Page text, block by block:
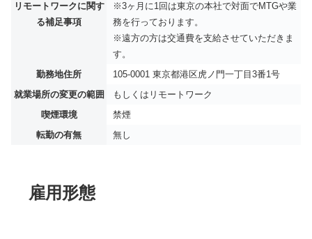
リモートワークに関す
る補足事項
※3ヶ月に1回は東京の本社で対面でMTGや業
務を行っております。
※遠方の方は交通費を支給させていただきま
す。
勤務地住所
105-0001 東京都港区虎ノ門一丁目3番1号
就業場所の変更の範囲
もしくはリモートワーク
喫煙環境
禁煙
転勤の有無
無し
雇用形態